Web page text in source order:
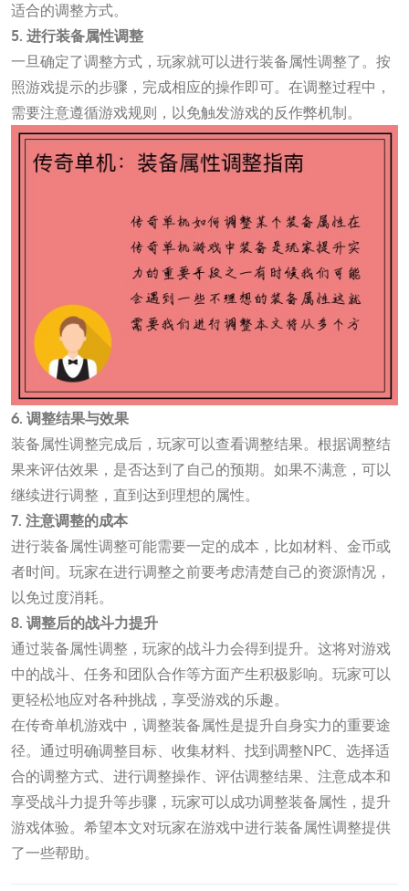
适合的调整方式。
5. 进行装备属性调整
一旦确定了调整方式，玩家就可以进行装备属性调整了。按
照游戏提示的步骤，完成相应的操作即可。在调整过程中，
需要注意遵循游戏规则，以免触发游戏的反作弊机制。
6. 调整结果与效果
装备属性调整完成后，玩家可以查看调整结果。根据调整结
果来评估效果，是否达到了自己的预期。如果不满意，可以
继续进行调整，直到达到理想的属性。
7. 注意调整的成本
进行装备属性调整可能需要一定的成本，比如材料、金币或
者时间。玩家在进行调整之前要考虑清楚自己的资源情况，
以免过度消耗。
8. 调整后的战斗力提升
通过装备属性调整，玩家的战斗力会得到提升。这将对游戏
中的战斗、任务和团队合作等方面产生积极影响。玩家可以
更轻松地应对各种挑战，享受游戏的乐趣。
在传奇单机游戏中，调整装备属性是提升自身实力的重要途
径。通过明确调整目标、收集材料、找到调整NPC、选择适
合的调整方式、进行调整操作、评估调整结果、注意成本和
享受战斗力提升等步骤，玩家可以成功调整装备属性，提升
游戏体验。希望本文对玩家在游戏中进行装备属性调整提供
了一些帮助。